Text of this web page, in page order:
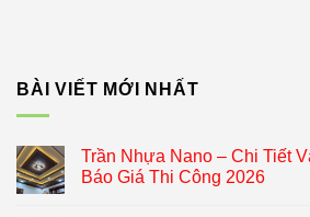
BÀI VIẾT MỚI NHẤT
Trần Nhựa Nano – Chi Tiết
Báo Giá Thi Công 2026